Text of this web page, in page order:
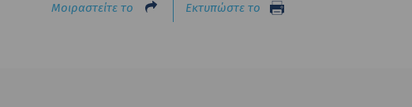
Μοιραστείτε το Εκτυπώστε το